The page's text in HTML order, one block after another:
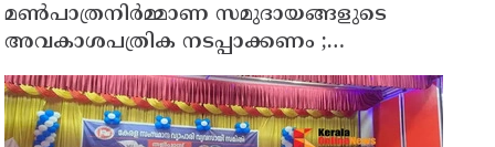
മൺപാത്രനിർമ്മാണ സമുദായങ്ങളുടെ
അവകാശപത്രിക നടപ്പാക്കണം ;
ആവശ്യവുമായി കേരള മൺപാത്രനിർമ്മാണ
സമുദായ സഭ